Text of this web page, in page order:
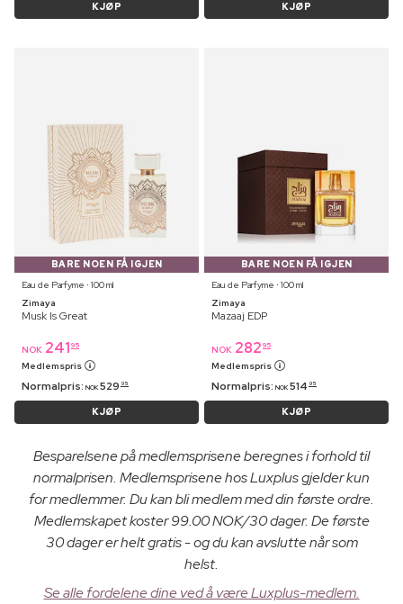
KJØP KJØP
BARE NOEN FÅ IGJEN
Eau de Parfyme ⋅ 100 ml
Zimaya
Musk Is Great
NOK 241 95
Medlemspris
Normalpris: NOK 529 95
KJØP
BARE NOEN FÅ IGJEN
Eau de Parfyme ⋅ 100 ml
Zimaya
Mazaaj EDP
NOK 282 95
Medlemspris
Normalpris: NOK 514 95
KJØP
Besparelsene på medlemsprisene beregnes i forhold til
normalprisen. Medlemsprisene hos Luxplus gjelder kun
for medlemmer. Du kan bli medlem med din første ordre.
Medlemskapet koster 99.00 NOK/30 dager. De første
30 dager er helt gratis - og du kan avslutte når som
helst.
Se alle fordelene dine ved å være Luxplus-medlem.